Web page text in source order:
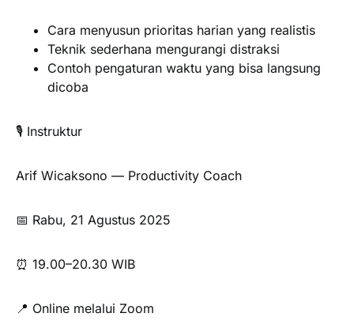
Cara menyusun prioritas harian yang realistis
Teknik sederhana mengurangi distraksi
Contoh pengaturan waktu yang bisa langsung
dicoba
🎙️ Instruktur
Arif Wicaksono — Productivity Coach
📅 Rabu, 21 Agustus 2025
⏰ 19.00–20.30 WIB
📍 Online melalui Zoom